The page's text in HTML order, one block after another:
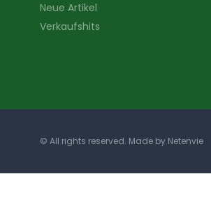
Neue Artikel
Verkaufshits
© All rights reserved. Made by Netenvie